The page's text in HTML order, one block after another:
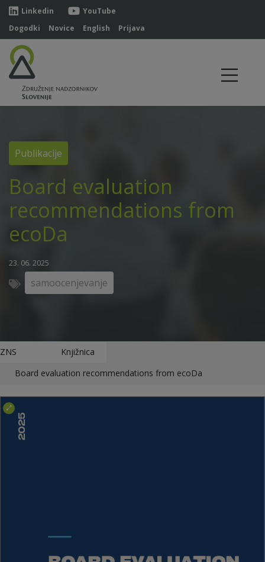
Linkedin
YouTube
Dogodki
Novice English Prijava
Publikacije
Board evaluation
recommendations from
ecoDa
23. 06. 2025
samoocenjevanje
ZNS
Knjižnica
Board evaluation recommendations from ecoDa